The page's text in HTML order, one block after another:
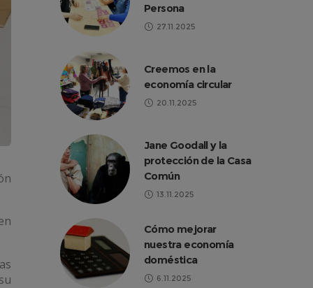
Persona
27.11.2025
Creemos en la
economía circular
20.11.2025
Jane Goodall y la
protección de la Casa
Común
13.11.2025
Cómo mejorar
nuestra economía
doméstica
6.11.2025